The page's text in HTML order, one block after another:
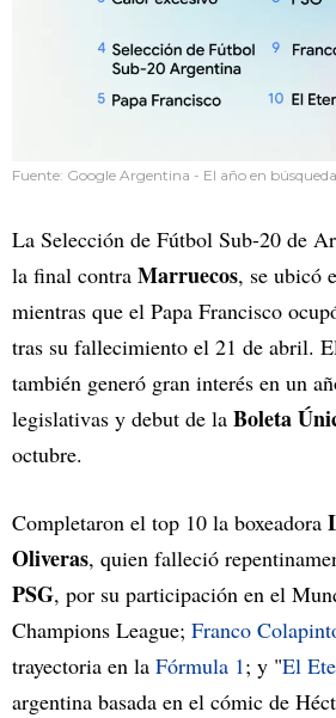
Fuente: Google Argentina - El año en
La Selección de Fútbol Sub-20 de
la final contra Marruecos, se ubicó
mientras que el Papa Francisco
tras su fallecimiento el 21 de abril.
también generó gran interés en un
legislativas y debut de la Boleta
octubre.
Completaron el top 10 la boxeadora
Oliveras, quien falleció
PSG, por su participación en el
Champions League; Franco
trayectoria en la Fórmula 1; y "El
argentina basada en el cómic de